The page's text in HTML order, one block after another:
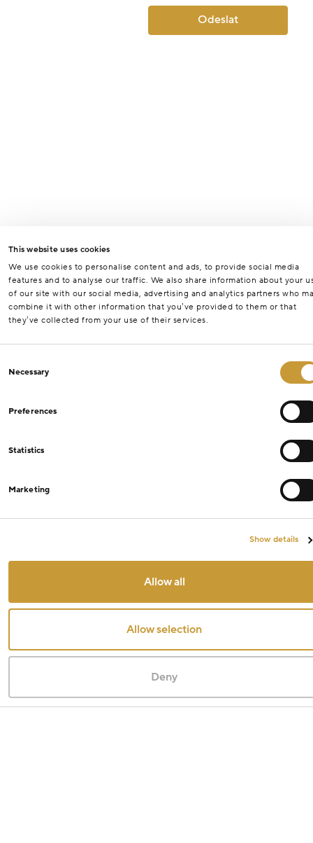
This website uses cookies
We use cookies to personalise content and ads, to provide social media
features and to analyse our traffic. We also share information about your
of our site with our social media, advertising and analytics partners who
combine it with other information that you’ve provided to them or that
they’ve collected from your use of their services.
Selection
Necessary
Preferences
Statistics
Marketing
Show details
Allow all
Allow selection
Deny
Odeslat